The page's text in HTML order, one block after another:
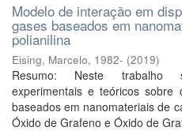
Modelo de interação em
gases baseados em
polianilina
Eising, Marcelo, 1982- (2019)
Resumo: Neste trabalho
experimentais e teóricos sobre
baseados em nanomateriais de
Óxido de Grafeno e Óxido de